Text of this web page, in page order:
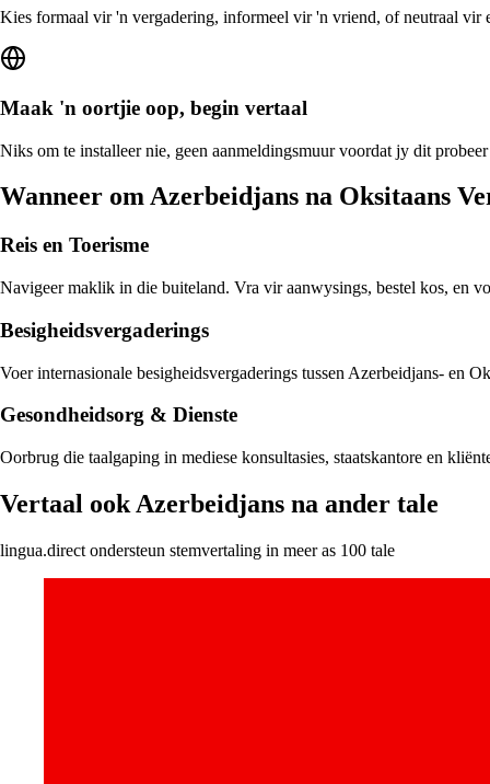
Kies formaal vir 'n vergadering, informeel vir 'n vriend, of neutraal vir
Maak 'n oortjie oop, begin vertaal
Niks om te installeer nie, geen aanmeldingsmuur voordat jy dit
Wanneer om Azerbeidjans na Oksitaans
Reis en Toerisme
Navigeer maklik in die buiteland. Vra vir aanwysings, bestel kos, en
Besigheidsvergaderings
Voer internasionale besigheidsvergaderings tussen Azerbeidjans- en
Gesondheidsorg & Dienste
Oorbrug die taalgaping in mediese konsultasies, staatskantore en
Vertaal ook Azerbeidjans na ander tale
lingua.direct ondersteun stemvertaling in meer as 100 tale